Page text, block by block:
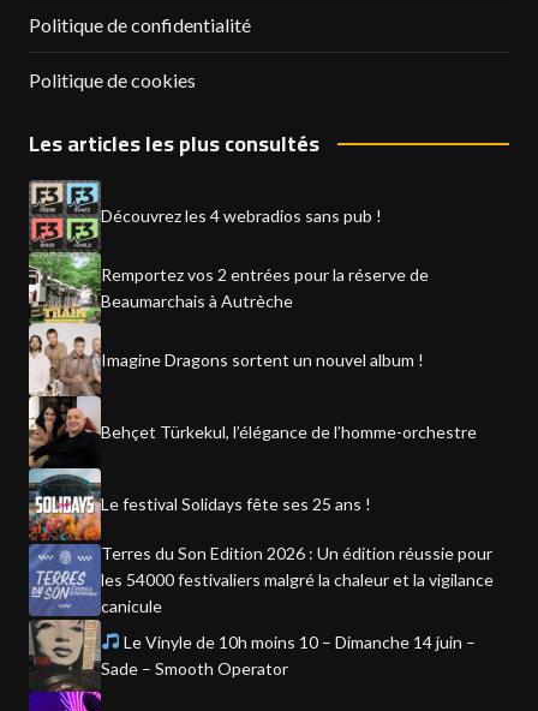
Politique de confidentialité
Politique de cookies
Les articles les plus consultés
Découvrez les 4 webradios sans pub !
Remportez vos 2 entrées pour la réserve de
Beaumarchais à Autrèche
Imagine Dragons sortent un nouvel album !
Behçet Türkekul, l’élégance de l’homme-orchestre
Le festival Solidays fête ses 25 ans !
Terres du Son Edition 2026 : Un édition réussie pour
les 54000 festivaliers malgré la chaleur et la vigilance
canicule
Le Vinyle de 10h moins 10 – Dimanche 14 juin –
Sade – Smooth Operator